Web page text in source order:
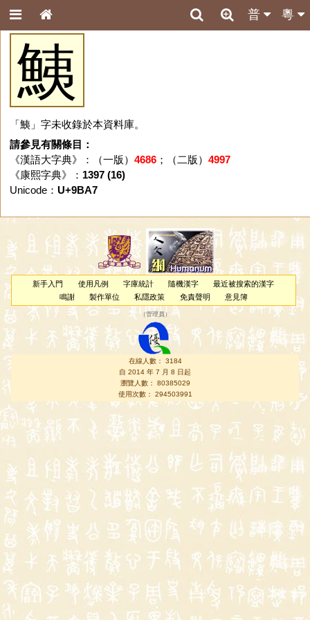
粵
普
鮧
「鮧」字未收錄於本資料庫。
請參見有關條目：
《漢語大字典》：（一版） 4686；（二版） 4997
《康熙字典》： 1397 (16)
Unicode： U+9BA7
新手入門 使用凡例 字庫統計 隨機漢字
最近被搜索的漢字
鳴謝
製作單位 私隱政策 免責聲明 意見簿
（管理員 ）
在線人數： 3184
自 2014 年 7 月 8 日起
瀏覽人數： 80385029
使用次數： 294503991